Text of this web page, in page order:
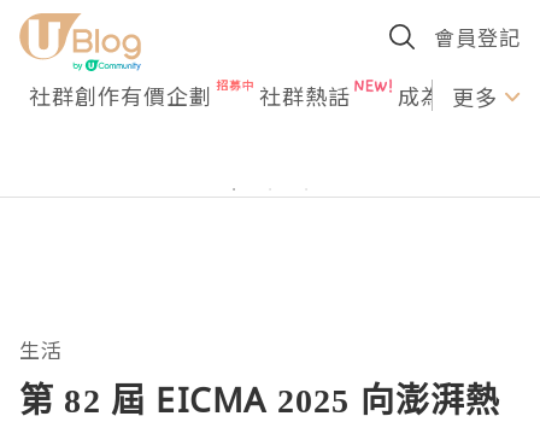
會員登記
社群創作有價企劃 社群熱話 成為U更多
生活
第 82 屆 EICMA 2025 向澎湃熱